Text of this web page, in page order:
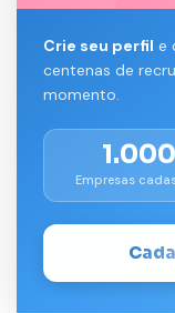
Crie seu perfil e
centenas de
momento.
Empresas